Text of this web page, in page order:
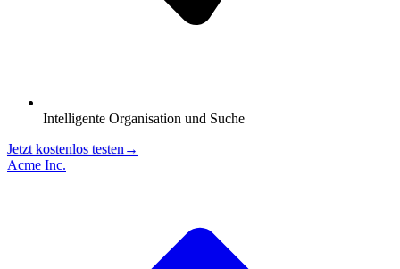
Intelligente Organisation und Suche
Jetzt kostenlos testen →
Acme Inc.